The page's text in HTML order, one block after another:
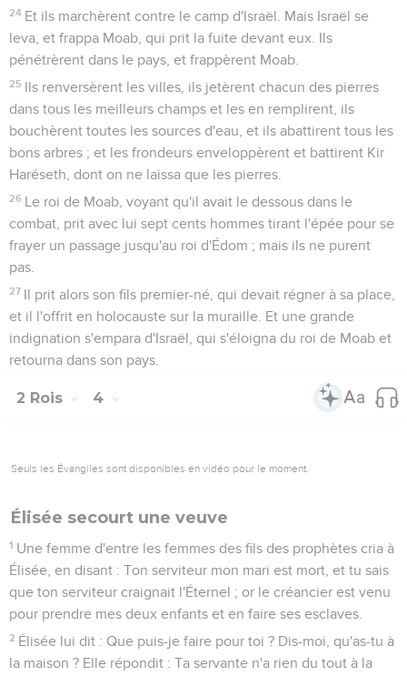
24 Et ils marchèrent contre le camp d'Israël. Mais Israël se
leva, et frappa Moab, qui prit la fuite devant eux. Ils
pénétrèrent dans le pays, et frappèrent Moab.
25 Ils renversèrent les villes, ils jetèrent chacun des pierres
dans tous les meilleurs champs et les en remplirent, ils
bouchèrent toutes les sources d'eau, et ils abattirent tous les
bons arbres ; et les frondeurs enveloppèrent et battirent Kir
Haréseth, dont on ne laissa que les pierres.
26 Le roi de Moab, voyant qu'il avait le dessous dans le
combat, prit avec lui sept cents hommes tirant l'épée pour se
frayer un passage jusqu'au roi d'Édom ; mais ils ne purent
pas.
27 Il prit alors son fils premier-né, qui devait régner à sa place,
et il l'offrit en holocauste sur la muraille. Et une grande
indignation s'empara d'Israël, qui s'éloigna du roi de Moab et
retourna dans son pays.
2 Rois 4
Seuls les Évangiles sont disponibles en vidéo pour le moment.
Élisée secourt une veuve
1 Une femme d'entre les femmes des fils des prophètes cria à
Élisée, en disant : Ton serviteur mon mari est mort, et tu sais
que ton serviteur craignait l'Éternel ; or le créancier est venu
pour prendre mes deux enfants et en faire ses esclaves.
2 Élisée lui dit : Que puis-je faire pour toi ? Dis-moi, qu'as-tu à
la maison ? Elle répondit : Ta servante n'a rien du tout à la